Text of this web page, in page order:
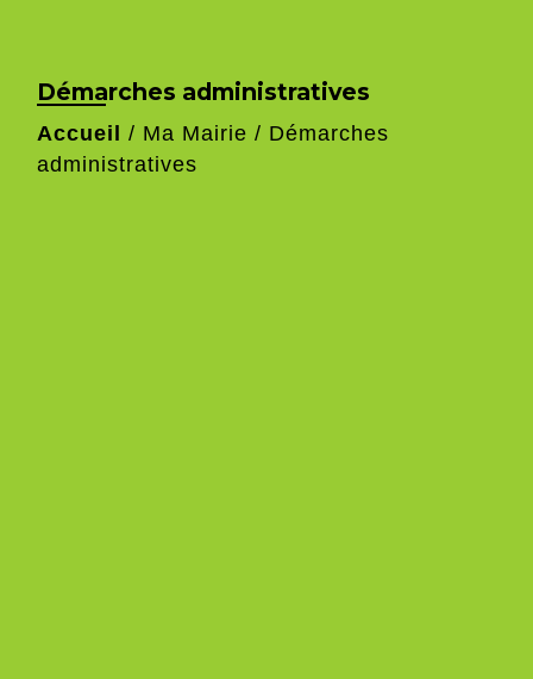
Démarches administratives
Accueil / Ma Mairie / Démarches
administratives